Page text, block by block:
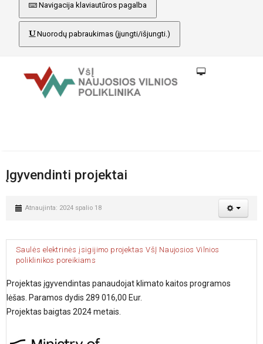
Navigacija klaviautūros pagalba
Nuorodų pabraukimas (įjungti/išjungti.)
Įgyvendinti projektai
Atnaujinta: 2024 spalio 18
Saulės elektrinės įsigijimo projektas VšĮ Naujosios Vilnios
poliklinikos poreikiams
Projektas įgyvendintas panaudojat klimato kaitos programos
lėšas. Paramos dydis 289 016,00 Eur.
Projektas baigtas 2024 metais.